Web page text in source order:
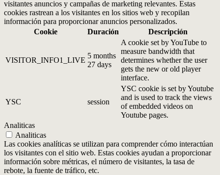
visitantes anuncios y campañas de marketing relevantes. Estas
cookies rastrean a los visitantes en los sitios web y recopilan
información para proporcionar anuncios personalizados.
Cookie
Duración Descripción
VISITOR_INFO1_LIVE
5 months
27 days
A cookie set by YouTube to
measure bandwidth that
determines whether the user
gets the new or old player
interface.
YSC session
YSC cookie is set by Youtube
and is used to track the views
of embedded videos on
Youtube pages.
Analiticas
Analiticas
Las cookies analíticas se utilizan para comprender cómo interactúan
los visitantes con el sitio web. Estas cookies ayudan a proporcionar
información sobre métricas, el número de visitantes, la tasa de
rebote, la fuente de tráfico, etc.